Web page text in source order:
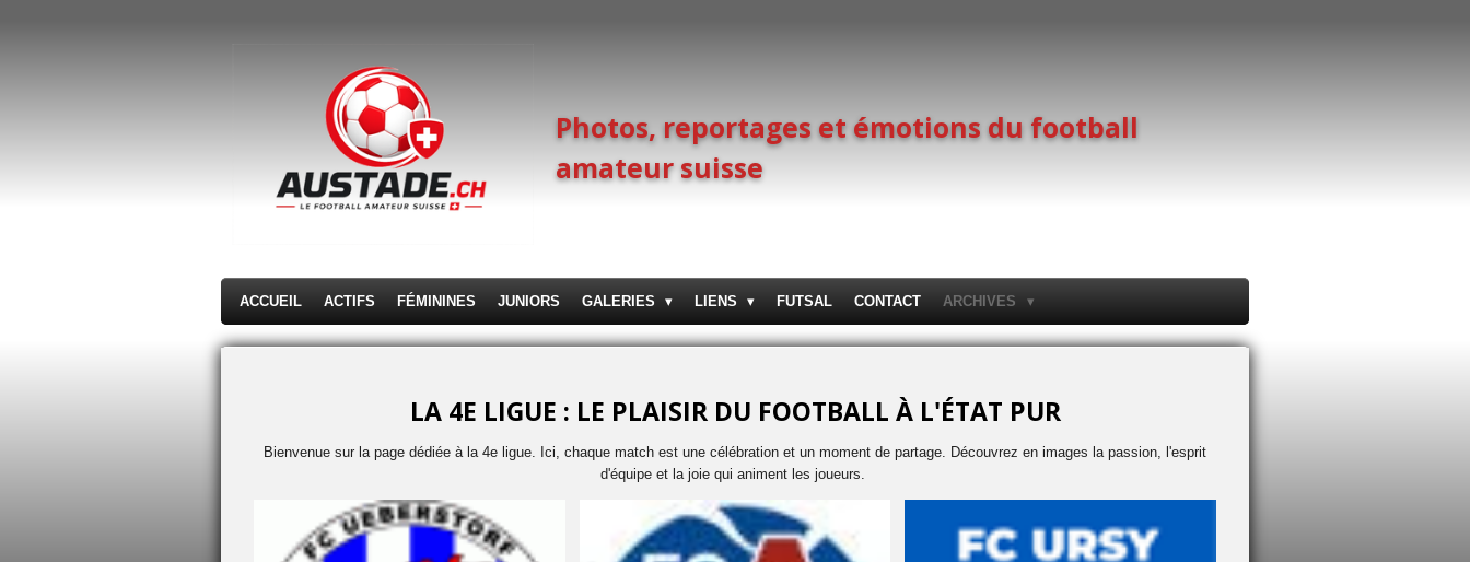
Photos, reportages et émotions du football
amateur suisse
ACCUEIL ACTIFS FÉMININES JUNIORS GALERIES LIENS FUTSAL CONTACT ARCHIVES
LA 4E LIGUE : LE PLAISIR DU FOOTBALL À L'ÉTAT PUR
Bienvenue sur la page dédiée à la 4e ligue. Ici, chaque match est une célébration et un moment de partage. Découvrez en images la passion, l'esprit
d'équipe et la joie qui animent les joueurs.